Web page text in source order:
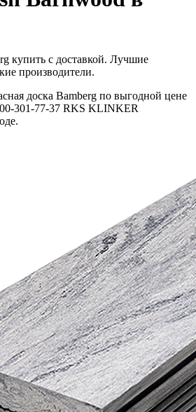
купить с доставкой. Лучшие
производители.
доска Bamberg по выгодной цене
301-77-37 RKS KLINKER